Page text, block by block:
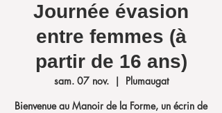
Journée évasion
entre femmes (à
partir de 16 ans)
sam. 07 nov.
  |
Plumaugat
Bienvenue au Manoir de la Forme, un écrin de